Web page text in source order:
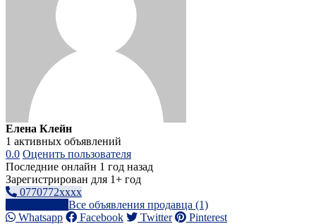
Елена Клейн
1 активных объявлений
0.0 Оценить пользователя
Последние онлайн 1 год назад
Зарегистрирован для 1+ год
0770772xxxx
Все объявления продавца (1)
Whatsapp
Facebook Twitter Pinterest